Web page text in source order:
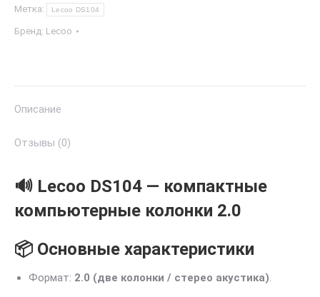
Метка: Lecoo DS104
Бренд: Lecoo
Описание
Отзывы (0)
🔊 Lecoo DS104 — компактные
компьютерные колонки 2.0
📦 Основные характеристики
Формат: 2.0 (две колонки / стерео акустика).